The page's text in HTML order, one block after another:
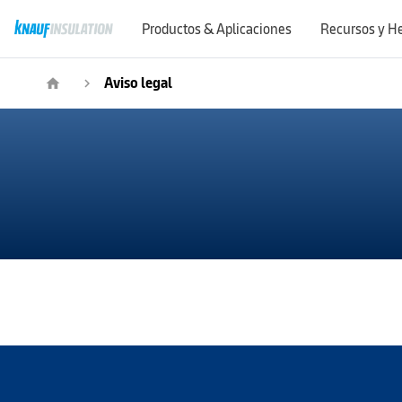
Productos & Aplicaciones Recursos y
home navigate_next Aviso legal